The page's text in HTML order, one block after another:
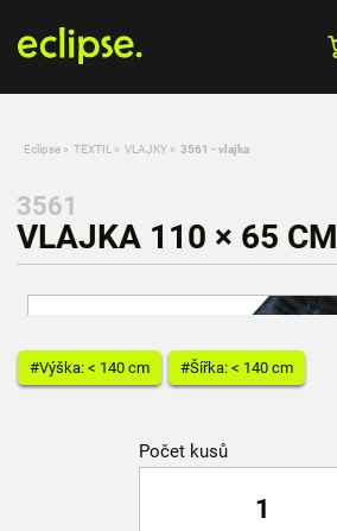
Eclipse » TEXTIL » VLAJKY » 3561 - vlajka
3561
VLAJKA 110 × 65 CM
#Výška: < 140 cm #Šířka: < 140 cm
Počet kusů